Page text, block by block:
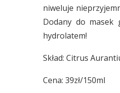
niweluje
Dodany do masek
hydrolatem!
Skład: Citrus
Cena: 39zł/150ml